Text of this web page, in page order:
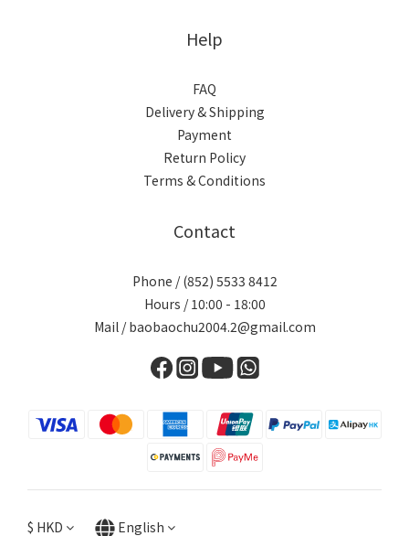
Help
FAQ
Delivery & Shipping
Payment
Return Policy
Terms & Conditions
Contact
Phone / (852) 5533 8412
Hours / 10:00 - 18:00
Mail / baobaochu2004.2@gmail.com
$ HKD English